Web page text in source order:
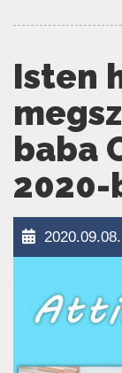
Isten
baba
2020-
2020.09.08.